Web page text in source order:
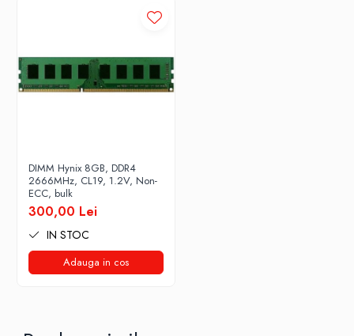
DIMM Hynix 8GB, DDR4
2666MHz, CL19, 1.2V, Non-
ECC, bulk
300,00 Lei
IN STOC
Adauga in cos